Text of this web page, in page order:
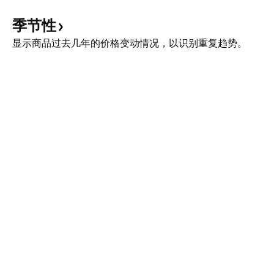
季节性
显示商品过去几年的价格变动情况，以识别重复趋势。